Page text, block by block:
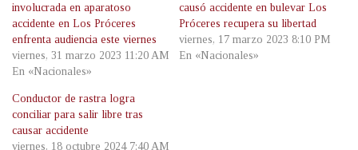
involucrada en aparatoso
accidente en Los Próceres
enfrenta audiencia este viernes
viernes, 31 marzo 2023 11:20 AM
En «Nacionales»
causó accidente en bulevar Los
Próceres recupera su libertad
viernes, 17 marzo 2023 8:10 PM
En «Nacionales»
Conductor de rastra logra
conciliar para salir libre tras
causar accidente
viernes, 18 octubre 2024 7:40 AM